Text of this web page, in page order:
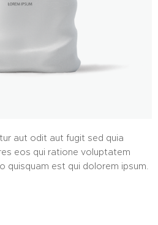
aut odit aut fugit sed quia
eos qui ratione voluptatem
quisquam est qui dolorem ipsum.